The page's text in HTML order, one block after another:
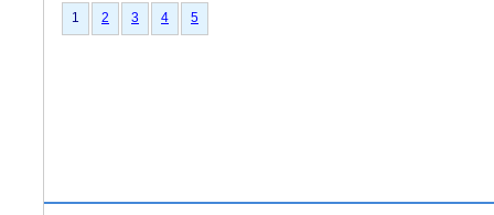
1 2 3 4 5